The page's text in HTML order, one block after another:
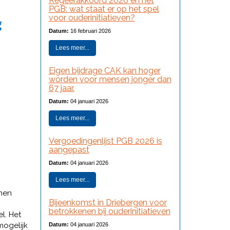
Het
PGB: wat staat er op het spel
voor ouderinitiatieven?
Datum: 16 februari 2026
Lees meer...
Eigen bijdrage CAK kan hoger
worden voor mensen jonger dan
67 jaar.
Datum: 04 januari 2026
Lees meer...
Vergoedingenlijst PGB 2026 is
aangepast
Datum: 04 januari 2026
Lees meer...
Bijeenkomst in Driebergen voor
betrokkenen bij ouderinitiatieven
Datum: 04 januari 2026